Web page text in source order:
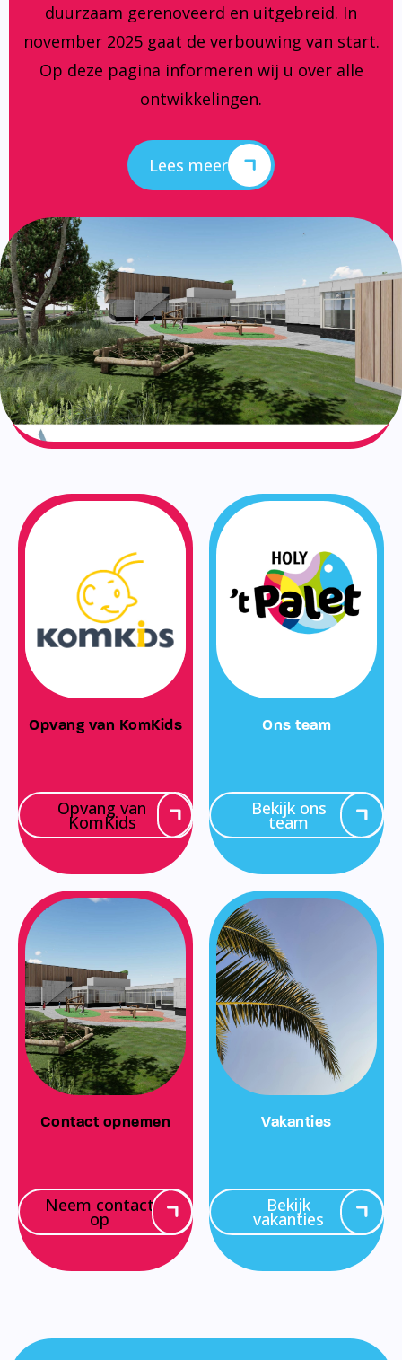
duurzaam gerenoveerd en uitgebreid. In
november 2025 gaat de verbouwing van start.
Op deze pagina informeren wij u over alle
ontwikkelingen.
Lees meer
Opvang van KomKids
Opvang van
KomKids
Ons team
Bekijk ons
team
Contact opnemen
Neem contact
op
Vakanties
Bekijk
vakanties